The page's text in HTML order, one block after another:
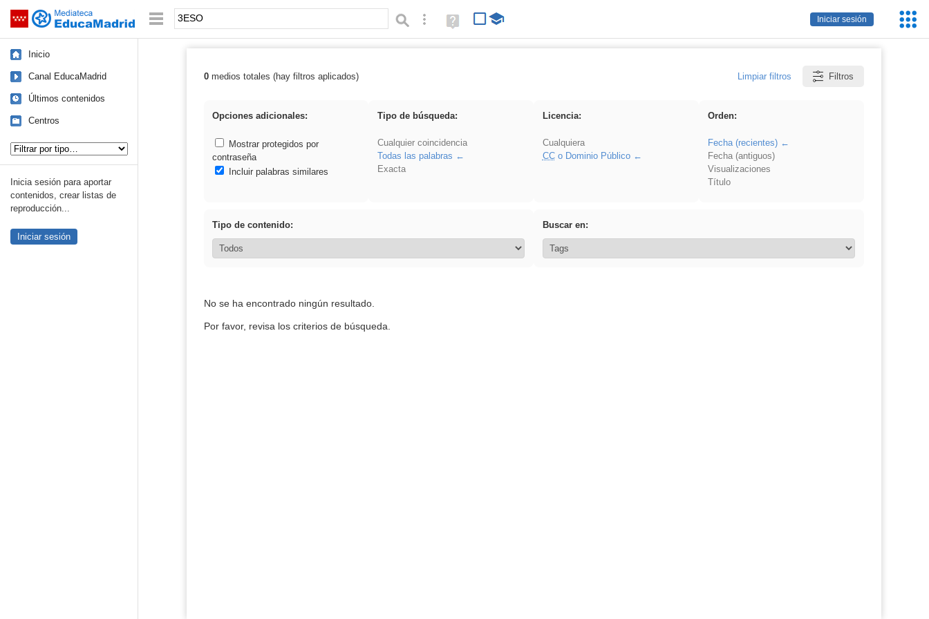
Saltar navegación
Iniciar sesión
Palabra o frase: Búsqueda avanzada
Ayuda
(en
Inicio
Canal EducaMadrid
Últimos contenidos
Centros
Inicia sesión para aportar
contenidos, crear listas de
reproducción...
Iniciar sesión
Resultados de: 3ESO
0medios totales (hay filtros aplicados) Limpiar filtros Filtros
Opciones adicionales:
Mostrar protegidos por
contraseña
Incluir palabras similares
Tipo de búsqueda:
Cualquier coincidencia
Todas las palabras
Exacta
Licencia:
Cualquiera
CCo Dominio Público
Orden:
Fecha (recientes)
Fecha (antiguos)
Visualizaciones
Título
Tipo de contenido: Buscar en:
No se ha encontrado ningún resultado.
Por favor, revisa los criterios de búsqueda.